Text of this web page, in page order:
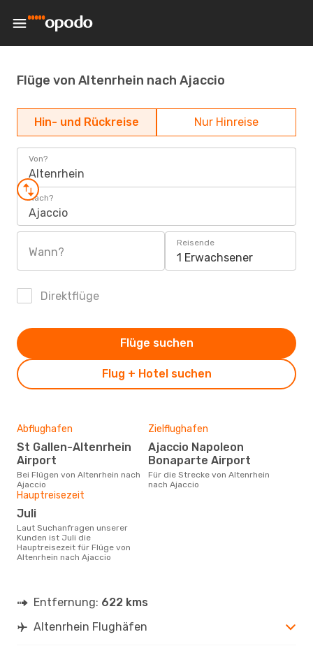
Flüge von Altenrhein nach Ajaccio
Hin- und Rückreise Nur Hinreise
Von?
Altenrhein
Nach?
Ajaccio
Wann?
Reisende
1 Erwachsener
Direktflüge
Flug + Hotel suchen
Flüge suchen
Abflughafen
St Gallen-Altenrhein
Airport
Bei Flügen von Altenrhein nach
Ajaccio
Zielflughafen
Ajaccio Napoleon
Bonaparte Airport
Für die Strecke von Altenrhein
nach Ajaccio
Hauptreisezeit
Juli
Laut Suchanfragen unserer
Kunden ist Juli die
Hauptreisezeit für Flüge von
Altenrhein nach Ajaccio
Entfernung: 622 kms
Altenrhein Flughäfen